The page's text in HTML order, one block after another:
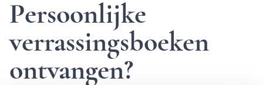
Persoonlijke
verrassingsboeken
ontvangen?